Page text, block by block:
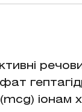
(mcg)